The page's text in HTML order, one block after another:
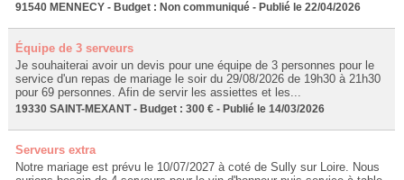
91540 MENNECY - Budget : Non communiqué - Publié le 22/04/2026
Équipe de 3 serveurs
Je souhaiterai avoir un devis pour une équipe de 3 personnes pour le
service d'un repas de mariage le soir du 29/08/2026 de 19h30 à 21h30
pour 69 personnes. Afin de servir les assiettes et les...
19330 SAINT-MEXANT - Budget : 300 € - Publié le 14/03/2026
Serveurs extra
Notre mariage est prévu le 10/07/2027 à coté de Sully sur Loire. Nous